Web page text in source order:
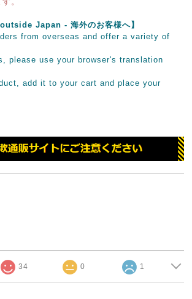
Japan - 海外のお客様へ】
from overseas and offer a variety of
please use your browser's translation
add it to your cart and place your
34 0 1